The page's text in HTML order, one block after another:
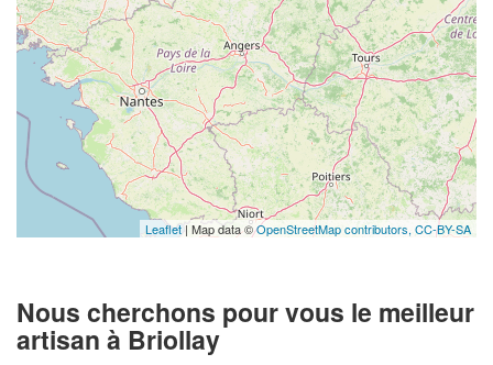
Leaflet | Map data ©OpenStreetMap contributors, CC-BY-SA
Nous cherchons pour vous le meilleur
artisan à Briollay